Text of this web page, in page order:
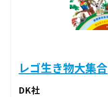
レゴ生き物大集合
DK社